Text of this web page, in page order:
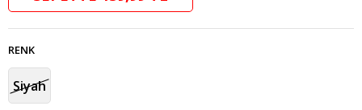
RENK
Siyah